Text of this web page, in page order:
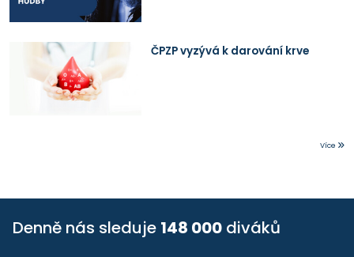
ČPZP vyzývá k darování krve
Více
Denně nás sleduje 148 000 diváků